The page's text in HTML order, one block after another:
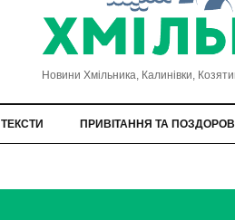
Новини Хмільника, Калинівки,
ТЕКСТИ ПРИВІТАННЯ ТА